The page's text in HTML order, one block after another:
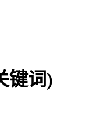
键词)